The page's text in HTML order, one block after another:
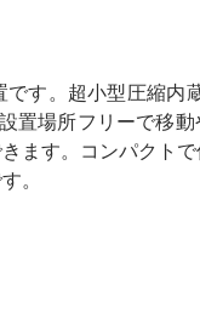
す。超小型圧縮内
置場所フリーで移
ます。コンパクト
。